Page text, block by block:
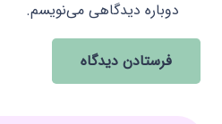
دوباره دیدگاهی می‌نویسم.
فرستادن دیدگاه